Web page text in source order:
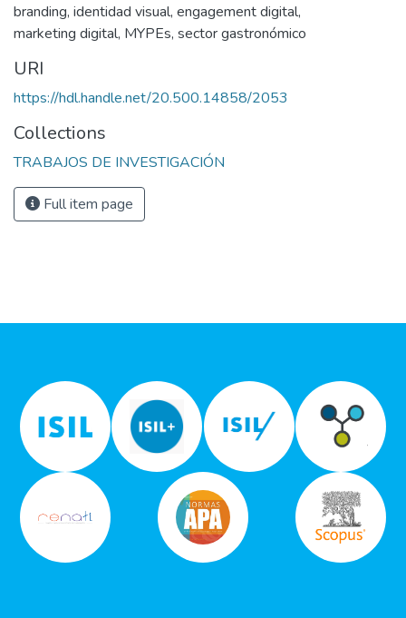
branding, identidad visual, engagement digital,
marketing digital, MYPEs, sector gastronómico
URI
https://hdl.handle.net/20.500.14858/2053
Collections
TRABAJOS DE INVESTIGACIÓN
Full item page